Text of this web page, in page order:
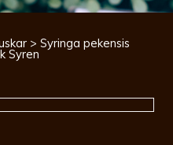
> Syringa pekensis
Syren